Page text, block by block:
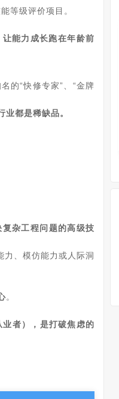
等级评价项目。
让能力成长跑在年龄前
的“快修专家”、“金牌
都是稀缺品。
复杂工程问题的高级技
、模仿能力或人际洞
。
者），是打破焦虑的